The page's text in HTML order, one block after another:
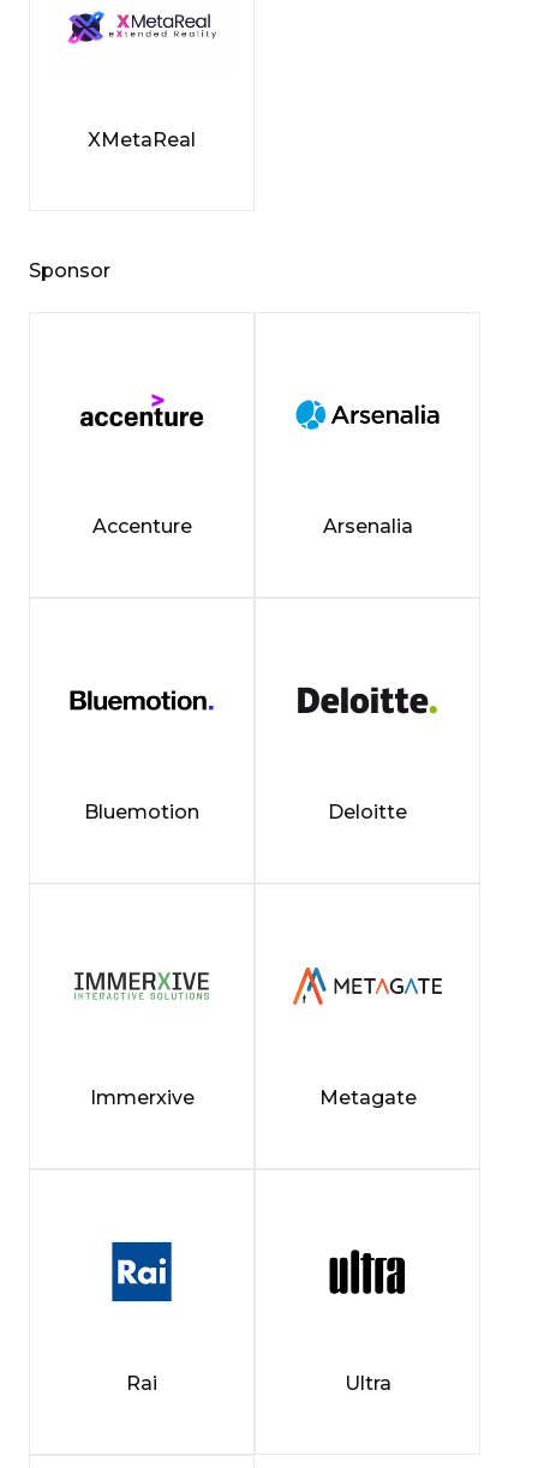
XMetaReal
Sponsor
Accenture Arsenalia
Bluemotion Deloitte
Immerxive Metagate
Rai Ultra